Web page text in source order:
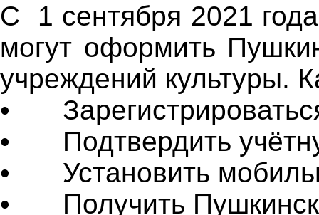
С 1 сентября 2021
могут оформить
учреждений культуры.
•
•
Подтвердить
•
Установить
•
Получить